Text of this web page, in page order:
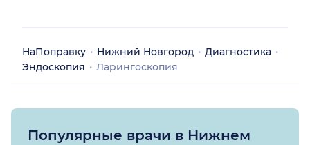
НаПоправку Нижний Новгород
Диагностика
Эндоскопия
Ларингоскопия
Популярные врачи в Нижнем